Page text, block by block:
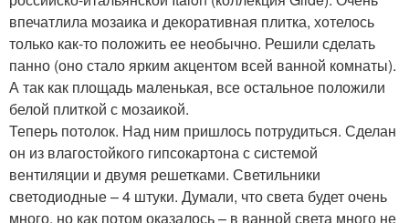
впечатлила мозаика и декоративная плитка, хотелось
только как-то положить ее необычно. Решили сделать
панно (оно стало ярким акцентом всей ванной комнаты).
А так как площадь маленькая, все остальное положили
белой плиткой с мозаикой.
Теперь потолок. Над ним пришлось потрудиться. Сделан
он из влагостойкого гипсокартона с системой
вентиляции и двумя решетками. Светильники
светодиодные – 4 штуки. Думали, что света будет очень
много, но как потом оказалось – в ванной света много не